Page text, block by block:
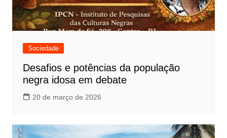
Sociedade
Desafios e potências da população
negra idosa em debate
20 de março de 2026